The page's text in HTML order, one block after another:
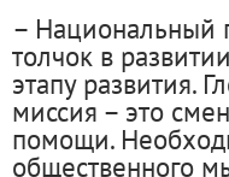
– Национальный
толчок в
этапу развития.
миссия – это
помощи.
общественного